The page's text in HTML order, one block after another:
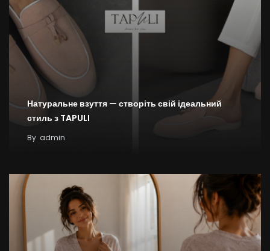
Натуральне взуття — створіть свій ідеальний
стиль з TAPULI
By admin